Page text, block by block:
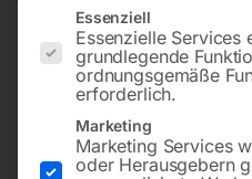
Verkehrszeichen flach,
Seitenlänge – 700 mm
74,40
Es folgt eine Liste der
Essenziell
Essenzielle Services
grundlegende
ordnungsgemäße
erforderlich.
Marketing
Marketing Services
oder Herausgebern